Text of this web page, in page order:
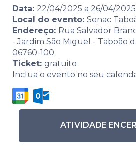
Data: 22/04/2025 a 26/04/2025
Local do evento: Senac
Endereço: Rua Salvador
- Jardim São Miguel - Taboão
06760-100
Ticket: gratuito
Inclua o evento no seu
ATIVIDADE